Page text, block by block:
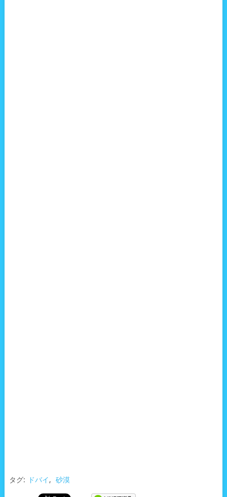
タグ: ドバイ, 砂漠